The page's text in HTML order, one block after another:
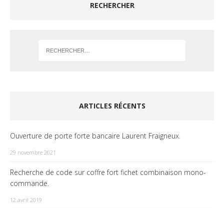
RECHERCHER
ARTICLES RÉCENTS
Ouverture de porte forte bancaire Laurent Fraigneux.
29 novembre 2021
Recherche de code sur coffre fort fichet combinaison mono-
commande.
12 avril 2019